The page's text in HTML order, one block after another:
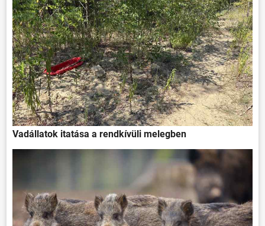
Vadállatok itatása a rendkívüli melegben